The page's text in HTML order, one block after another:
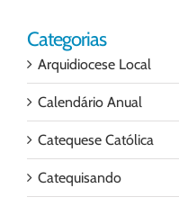
Categorias
Arquidiocese Local
Calendário Anual
Catequese Católica
Catequisando